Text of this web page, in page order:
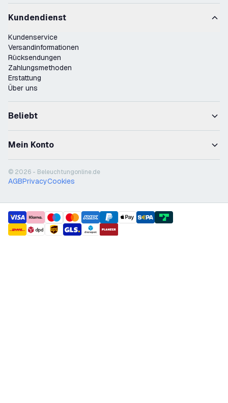
Kundendienst
Kundenservice
Versandinformationen
Rücksendungen
Zahlungsmethoden
Erstattung
Über uns
Beliebt
Mein Konto
© 2026 - Beleuchtungonline.de
AGBPrivacyCookies
payment methods
shipment methods